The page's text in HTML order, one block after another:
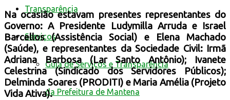
Transparência
Serviços
Guia de Serviços e Transparência
da Prefeitura de Mantena
Na ocasião estavam presentes representantes do
Governo: A Presidente Ludymilla Arruda e Israel
Barcellos (Assistência Social) e Elena Machado
(Saúde), e representantes da Sociedade Civil: Irmã
Adriana Barbosa (Lar Santo Antônio); Ivanete
Celestrina (Sindicado dos Servidores Públicos);
Delminda Soares (PRODITI) e Maria Amélia (Projeto
Vida Ativa).